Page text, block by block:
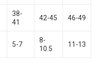
38-
41
42-45 46-49
5-7
8-
10.5
11-13